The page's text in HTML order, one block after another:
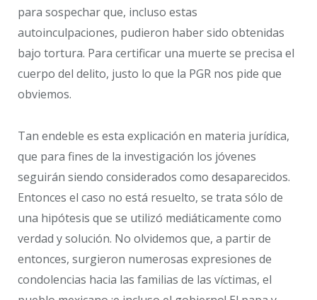
para sospechar que, incluso estas
autoinculpaciones, pudieron haber sido obtenidas
bajo tortura. Para certificar una muerte se precisa el
cuerpo del delito, justo lo que la PGR nos pide que
obviemos.
Tan endeble es esta explicación en materia jurídica,
que para fines de la investigación los jóvenes
seguirán siendo considerados como desaparecidos.
Entonces el caso no está resuelto, se trata sólo de
una hipótesis que se utilizó mediáticamente como
verdad y solución. No olvidemos que, a partir de
entonces, surgieron numerosas expresiones de
condolencias hacia las familias de las víctimas, el